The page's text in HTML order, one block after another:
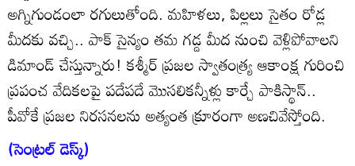
అగ్నిగుండంలా రగులుతోంది. మహిళలు, పిల్లలు సైతం రోడ్ల
మీదకు వచ్చి.. పాక్‌ సైన్యం తమ గడ్డ మీద నుంచి వెళ్లిపోవాలని
డిమాండ్‌ చేస్తున్నారు! కశ్మీర్‌ ప్రజల స్వాతంత్య్ర ఆకాంక్ష గురించి
ప్రపంచ వేదికలపై పదేపదే మొసలికన్నీళ్లు కార్చే పాకిస్థాన్‌..
పీవోకే ప్రజల నిరసనలను అత్యంత క్రూరంగా అణచివేస్తోంది.
(సెంట్రల్‌ డెస్క్‌)